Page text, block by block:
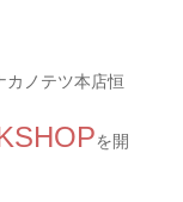
カノテツ本店恒
を開